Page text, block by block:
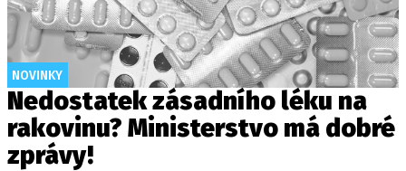
NOVINKY
Nedostatek zásadního léku na
rakovinu? Ministerstvo má dobré
zprávy!